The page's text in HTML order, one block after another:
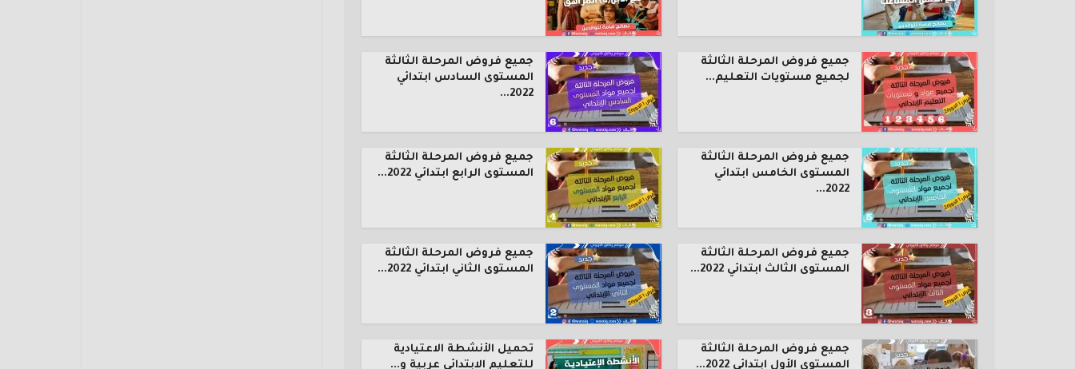
جميع فروض المرحلة الثالثة
لجميع مستويات التعليم...
جميع فروض المرحلة الثالثة
المستوى السادس ابتدائي
2022...
جميع فروض المرحلة الثالثة
المستوى الخامس ابتدائي
2022...
جميع فروض المرحلة الثالثة
المستوى الرابع ابتدائي 2022...
جميع فروض المرحلة الثالثة
المستوى الثالث ابتدائي 2022...
جميع فروض المرحلة الثالثة
المستوى الثاني ابتدائي 2022...
جميع فروض المرحلة الثالثة
المستوى الأول ابتدائي 2022...
تحميل الأنشطة الاعتيادية
للتعليم الابتدائي عربية و...